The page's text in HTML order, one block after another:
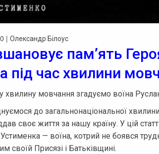
| Олександр Білоус
пам’ять
під час хвилини
у хвилину мовчання згадуємо воїна
до загальнонаціональної
своє життя за нашу країну. У цій
— воїна, котрий не боявся
своїй Присязі і Батьківщині.